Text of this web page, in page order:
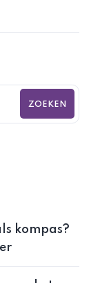
ZOEKEN
kompas?